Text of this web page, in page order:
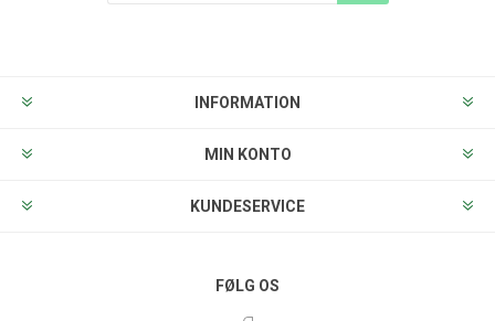
INFORMATION
MIN KONTO
KUNDESERVICE
FØLG OS